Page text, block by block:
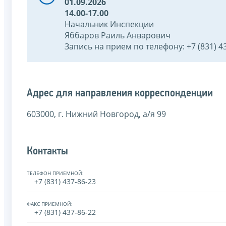
14.00-17.00
Начальник Инспекции
Яббаров Раиль Анварович
Запись на прием по телефону: +7 (831)
Адрес для направления корреспонденции
603000, г. Нижний Новгород, а/я 99
Контакты
ТЕЛЕФОН ПРИЕМНОЙ:
+7 (831) 437-86-23
ФАКС ПРИЕМНОЙ:
+7 (831) 437-86-22